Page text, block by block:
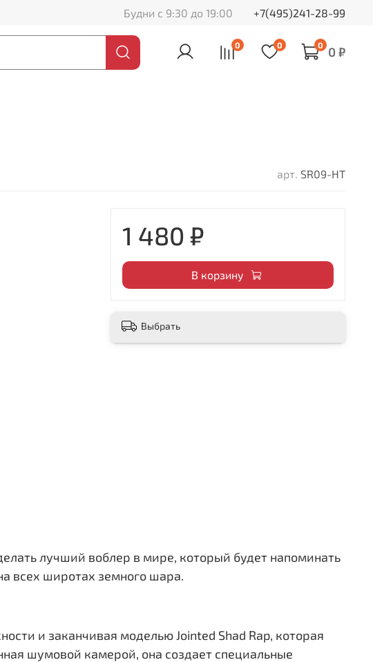
Будни с 9:30 до 19:00 +7(495)241-28-99
0 0 0 0 ₽
арт. SR09-HT
1 480 ₽
В корзину
Выбрать
лучший воблер в мире, который будет напоминать
всех широтах земного шара.
и заканчивая моделью Jointed Shad Rap, которая
шумовой камерой, она создает специальные